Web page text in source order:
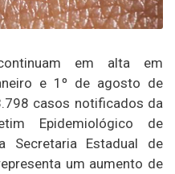
em alta em
e 1º de agosto de
casos notificados da
Epidemiológico de
Secretaria Estadual de
um aumento de